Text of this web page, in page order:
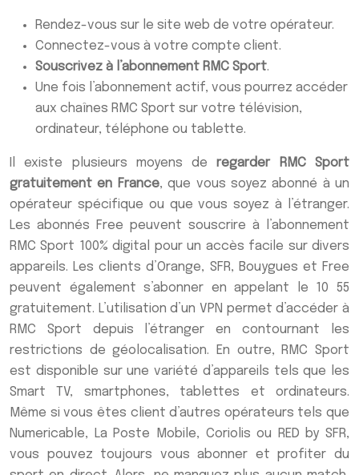
Rendez-vous sur le site web de votre opérateur.
Connectez-vous à votre compte client.
Souscrivez à l’abonnement RMC Sport.
Une fois l’abonnement actif, vous pourrez accéder
aux chaînes RMC Sport sur votre télévision,
ordinateur, téléphone ou tablette.
Il existe plusieurs moyens deregarder RMC Sport
gratuitement en France, que vous soyez abonné à un
opérateur spécifique ou que vous soyez à l’étranger.
Les abonnés Free peuvent souscrire à l’abonnement
RMC Sport 100% digital pour un accès facile sur divers
appareils. Les clients d’Orange, SFR, Bouygues et Free
peuvent également s’abonner en appelant le 10 55
gratuitement. L’utilisation d’un VPN permet d’accéder à
RMC Sport depuis l’étranger en contournant les
restrictions de géolocalisation. En outre, RMC Sport
est disponible sur une variété d’appareils tels que les
Smart TV, smartphones, tablettes et ordinateurs.
Même si vous êtes client d’autres opérateurs tels que
Numericable, La Poste Mobile, Coriolis ou RED by SFR,
vous pouvez toujours vous abonner et profiter du